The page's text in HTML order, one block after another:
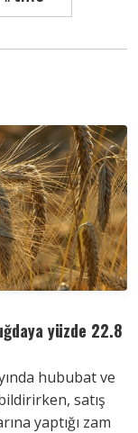
yüzde 22.8
hububat ve
satış
yaptığı zam